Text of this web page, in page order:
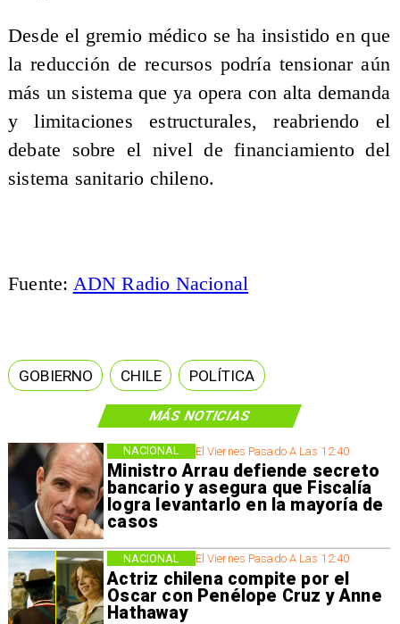
MÁS NOTICIAS
El Viernes Pasado A Las 12:40
Ministro Arrau defiende secreto
bancario y asegura que Fiscalía
logra levantarlo en la mayoría de
casos
NACIONAL
El Viernes Pasado A Las 12:40
Actriz chilena compite por el
Oscar con Penélope Cruz y Anne
Hathaway
NACIONAL
Desde el gremio médico se ha insistido en que
la reducción de recursos podría tensionar aún
más un sistema que ya opera con alta demanda
y limitaciones estructurales, reabriendo el
debate sobre el nivel de financiamiento del
sistema sanitario chileno.
Fuente: ADN Radio Nacional
GOBIERNO CHILE POLÍTICA